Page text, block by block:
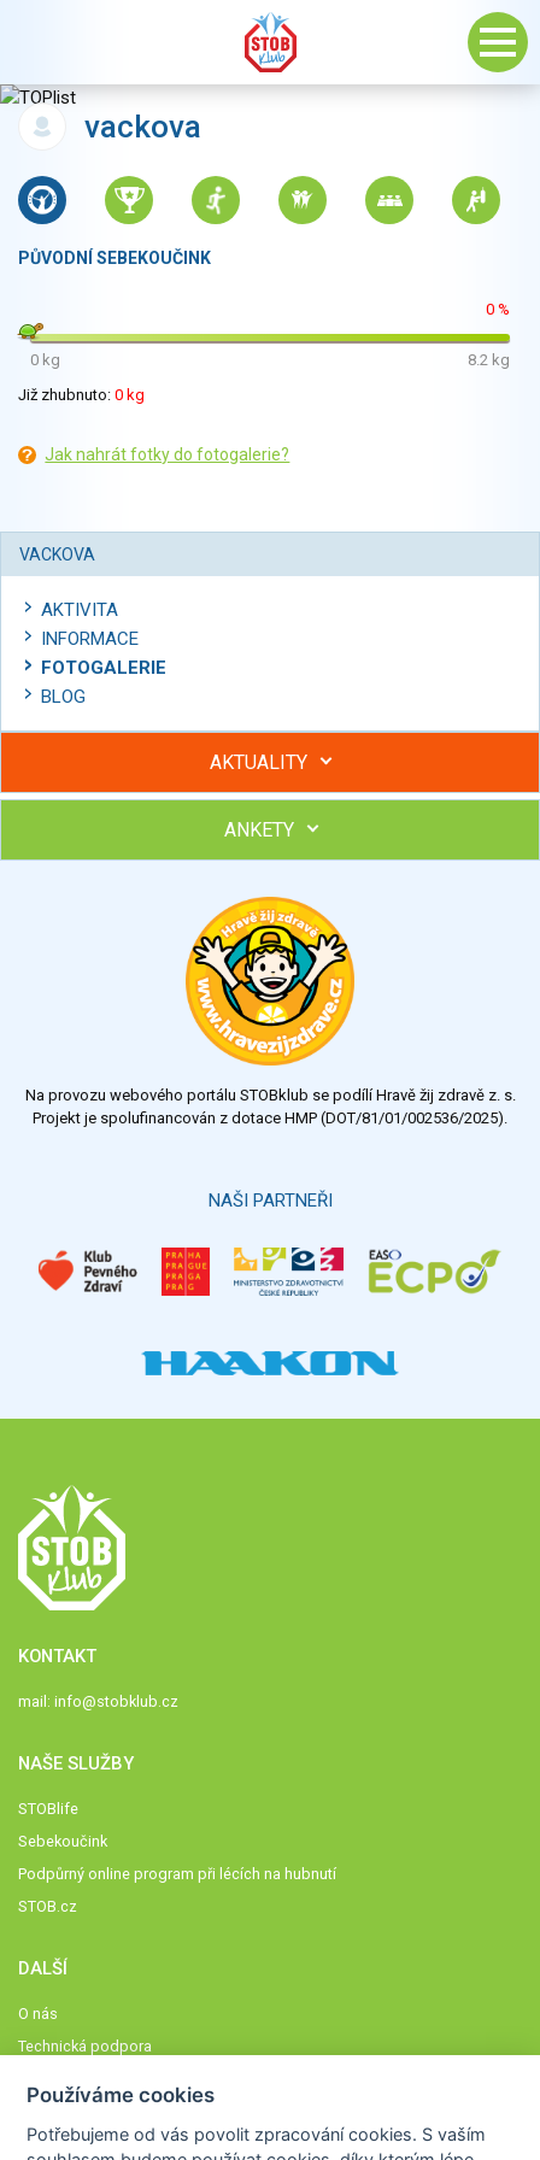
vackova
PŮVODNÍ SEBEKOUČINK
0 %
0 kg
8.2 kg
Již zhubnuto: 0 kg
Jak nahrát fotky do fotogalerie?
VACKOVA
AKTIVITA
INFORMACE
FOTOGALERIE
BLOG
AKTUALITY
Hubněte s podporou lektorky a skupiny v kurzech STOBu
Chcete poradit s hubnutím? Najděte si odborníka STOBu ve
ANKETY
Výsledky Všechny ankety
Na provozu webového portálu STOBklub se podílí Hravě žij zdravě z. s.
Projekt je spolufinancován z dotace HMP (DOT/81/01/002536/2025).
NAŠI PARTNEŘI
KONTAKT
mail: info@stobklub.cz
NAŠE SLUŽBY
STOBlife
Sebekoučink
Podpůrný online program při lécích na hubnutí
STOB.cz
DALŠÍ
O nás
Technická podpora
Členové STOBklubu
Používáme cookies
Potřebujeme od vás povolit zpracování cookies. S vaším